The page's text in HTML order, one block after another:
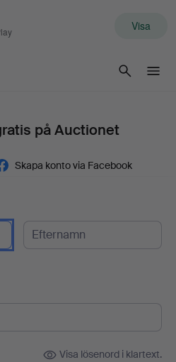
Visa
på Auctionet
Skapa konto via Facebook
Visa lösenord i klartext.